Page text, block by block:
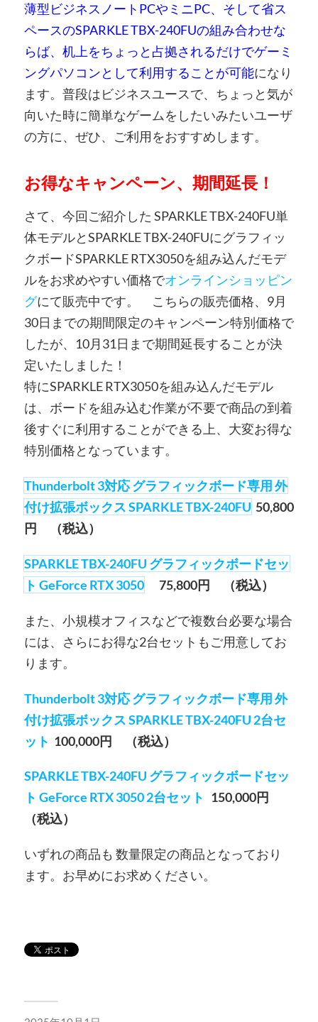
薄型ビジネスノートPCやミニPC、そして省ス
ペースのSPARKLE TBX-240FUの組み合わせな
らば、机上をちょっと占拠されるだけでゲーミ
ングパソコンとして利用することが可能になり
ます。普段はビジネスユースで、ちょっと気が
向いた時に簡単なゲームをしたいみたいユーザ
の方に、ぜひ、ご利用をおすすめします。
お得なキャンペーン、期間延長！
さて、今回ご紹介した SPARKLE TBX-240FU単
体モデルとSPARKLE TBX-240FUにグラフィッ
クボードSPARKLE RTX3050を組み込んだモデ
ルをお求めやすい価格でオンラインショッピン
グにて販売中です。 こちらの販売価格、9月
30日までの期間限定のキャンペーン特別価格で
したが、10月31日まで期間延長することが決
定いたしました！
特にSPARKLE RTX3050を組み込んだモデル
は、ボードを組み込む作業が不要で商品の到着
後すぐに利用することができる上、大変お得な
特別価格となっています。
Thunderbolt 3対応 グラフィックボード専用 外
付け拡張ボックス SPARKLE TBX-240FU 50,800
円 （税込）
SPARKLE TBX-240FU グラフィックボードセッ
ト GeForce RTX 305075,800円 （税込）
また、小規模オフィスなどで複数台必要な場合
には、さらにお得な2台セットもご用意してお
ります。
Thunderbolt 3対応 グラフィックボード専用 外
付け拡張ボックス SPARKLE TBX-240FU 2台セ
ット 100,000円 （税込）
SPARKLE TBX-240FU グラフィックボードセッ
ト GeForce RTX 3050 2台セット 150,000円
（税込）
いずれの商品も 数量限定の商品となっており
ます。お早めにお求めください。